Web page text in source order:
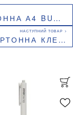
BM.3356
BUROMAX BM.3359